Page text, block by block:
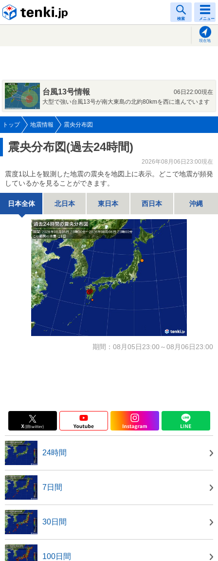
検索 メニュー
現在地
台風13号情報
06日22:00現在
大型で強い台風13号が南大東島の北約80kmを西に進んでいます
トップ 地震情報 震央分布図
震央分布図(過去24時間)
2026年08月06日23:00現在
震度1以上を観測した地震の震央を地図上に表示。どこで地震が頻発
しているかを見ることができます。
日本全体 北日本 東日本 西日本 沖縄
期間：08月05日23:00～08月06日23:00
24時間
7日間
30日間
100日間